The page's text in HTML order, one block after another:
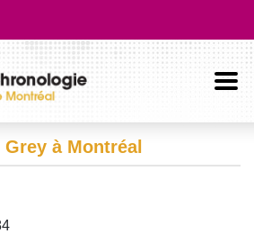
principal
à Montréal